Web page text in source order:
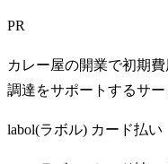
PR
カレー屋の開業で初期
調達をサポートするサー
labol(ラボル) カード払い